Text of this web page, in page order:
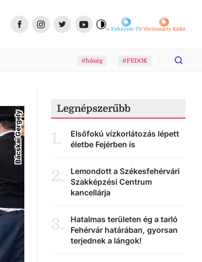
Fehérvár-TVVörösmarty Rádió
#hőség #FEDOK
Bácskai Gergely
Legnépszerűbb
1.
Elsőfokú vízkorlátozás lépett
életbe Fejérben is
2.
Lemondott a Székesfehérvári
Szakképzési Centrum
kancellárja
3.
Hatalmas területen ég a tarló
Fehérvár határában, gyorsan
terjednek a lángok!